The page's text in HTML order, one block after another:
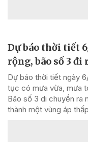
Dự báo thời tiết
rộng, bão số 3
Dự báo thời tiết ngày
tục có mưa vừa, mưa
Bão số 3 di chuyển ra
thành một vùng áp